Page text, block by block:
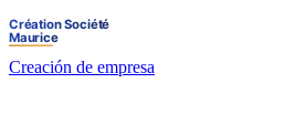
Creación de empresa